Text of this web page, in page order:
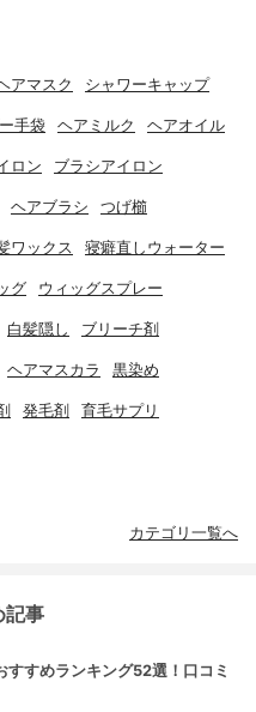
アマスク シャワーキャップ
手袋 ヘアミルク ヘアオイル
ロン ブラシアイロン
ヘアブラシ つげ櫛
ワックス 寝癖直しウォーター
グ ウィッグスプレー
白髪隠し ブリーチ剤
ヘアマスカラ 黒染め
発毛剤 育毛サプリ
カテゴリ一覧へ
記事
すすめランキング52選！口コミ